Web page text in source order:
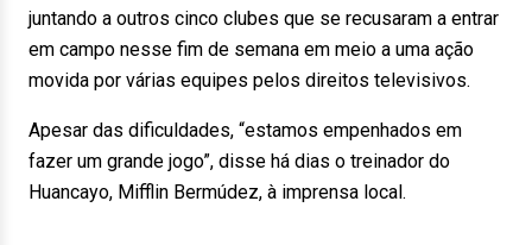
juntando a outros cinco clubes que se recusaram a entrar
em campo nesse fim de semana em meio a uma ação
movida por várias equipes pelos direitos televisivos.
Apesar das dificuldades, “estamos empenhados em
fazer um grande jogo”, disse há dias o treinador do
Huancayo, Mifflin Bermúdez, à imprensa local.